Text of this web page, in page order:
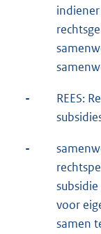
-
REES:
-
voor
samen